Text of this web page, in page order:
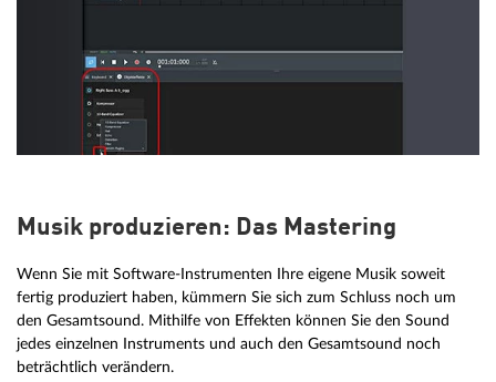
Musik produzieren: Das Mastering
Wenn Sie mit Software-Instrumenten Ihre eigene Musik soweit
fertig produziert haben, kümmern Sie sich zum Schluss noch um
den Gesamtsound. Mithilfe von Effekten können Sie den Sound
jedes einzelnen Instruments und auch den Gesamtsound noch
beträchtlich verändern.